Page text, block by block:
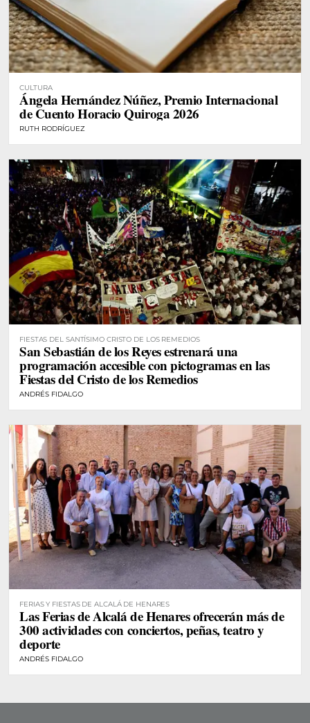
CULTURA
Ángela Hernández Núñez, Premio Internacional
de Cuento Horacio Quiroga 2026
RUTH RODRÍGUEZ
FIESTAS DEL SANTÍSIMO CRISTO DE LOS REMEDIOS
San Sebastián de los Reyes estrenará una
programación accesible con pictogramas en las
Fiestas del Cristo de los Remedios
ANDRÉS FIDALGO
FERIAS Y FIESTAS DE ALCALÁ DE HENARES
Las Ferias de Alcalá de Henares ofrecerán más de
300 actividades con conciertos, peñas, teatro y
deporte
ANDRÉS FIDALGO